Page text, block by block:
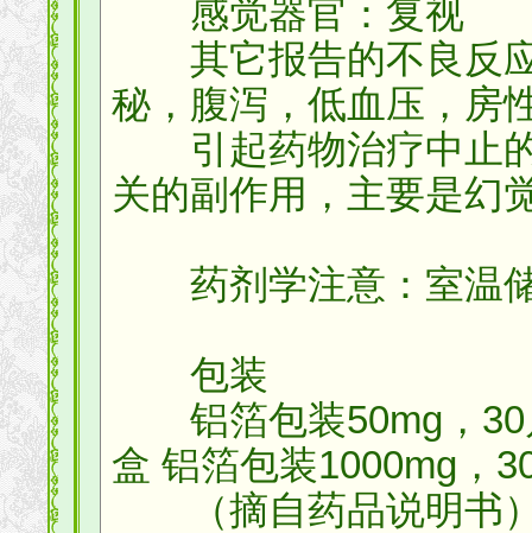
感觉器官：复视
其它报告的不良反应
秘，腹泻，低血压，房
引起药物治疗中止的
关的副作用，主要是幻
药剂学注意：室温
包装
铝箔包装50mg，30
盒 铝箔包装1000mg，
（摘自药品说明书